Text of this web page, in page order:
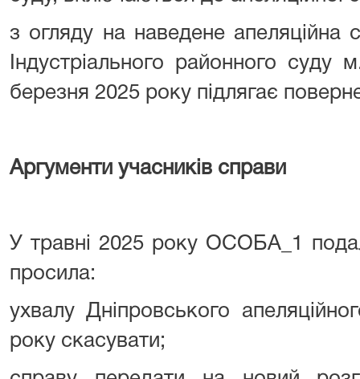
з огляду на наведене
Індустріального районного суду
березня 2025 року підлягає
Аргументи учасників справи
У травні 2025 року ОСОБА_1
просила:
ухвалу Дніпровського
року скасувати;